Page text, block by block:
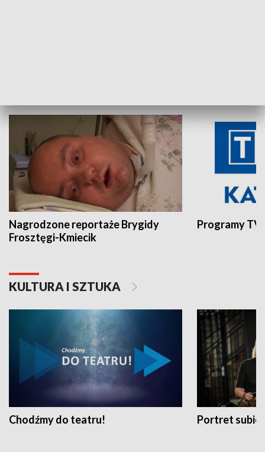
Nagrodzone reportaże Brygidy
Frosztęgi-Kmiecik
Programy
KULTURA I SZTUKA
Chodźmy do teatru! Portret